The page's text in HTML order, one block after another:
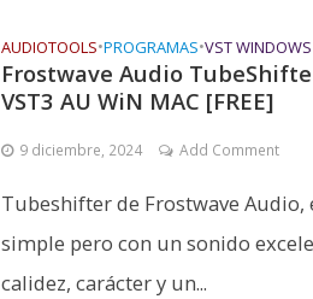
AUDIOTOOLS•PROGRAMAS•VST WINDOWS
Frostwave Audio
VST3 AU WiN MAC [FREE]
9 diciembre, 2024 Add Comment
Tubeshifter de Frostwave
simple pero con un sonido
calidez, carácter y un...